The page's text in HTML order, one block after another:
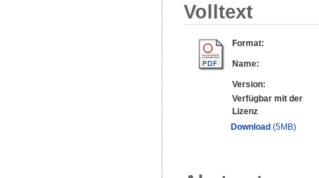
Volltext
Format:
Name:
Version:
Verfügbar mit der
Lizenz
Download (5MB)